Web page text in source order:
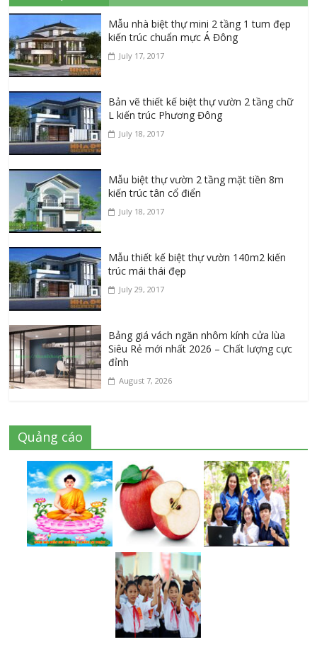
Mẫu nhà biệt thự mini 2 tầng 1 tum đẹp
kiến trúc chuẩn mực Á Đông
July 17, 2017
Bản vẽ thiết kế biệt thự vườn 2 tầng chữ
L kiến trúc Phương Đông
July 18, 2017
Mẫu biệt thự vườn 2 tầng mặt tiền 8m
kiến trúc tân cổ điển
July 18, 2017
Mẫu thiết kế biệt thự vườn 140m2 kiến
trúc mái thái đẹp
July 29, 2017
Bảng giá vách ngăn nhôm kính cửa lùa
Siêu Rẻ mới nhất 2026 – Chất lượng cực
đỉnh
August 7, 2026
Quảng cáo